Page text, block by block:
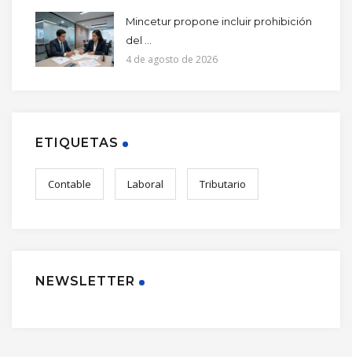
Mincetur propone incluir prohibición
del ...
4 de agosto de 2026
ETIQUETAS
Contable Laboral Tributario
NEWSLETTER